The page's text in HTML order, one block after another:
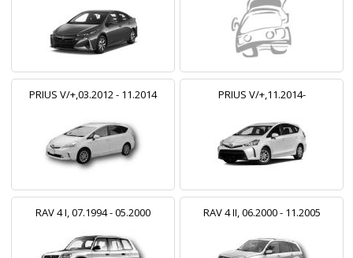
PRIUS V/+,03.2012 - 11.2014 PRIUS V/+,11.2014-
RAV 4 I, 07.1994 - 05.2000 RAV 4 II, 06.2000 - 11.2005